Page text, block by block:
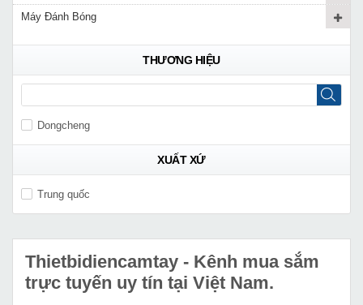
Máy Đánh Bóng
THƯƠNG HIỆU
Dongcheng
XUẤT XỨ
Trung quốc
Thietbidiencamtay - Kênh mua sắm
trực tuyến uy tín tại Việt Nam.